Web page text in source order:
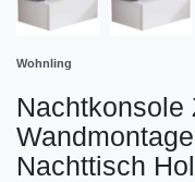
Wohnling
Nachtkonsole
Nachttisch